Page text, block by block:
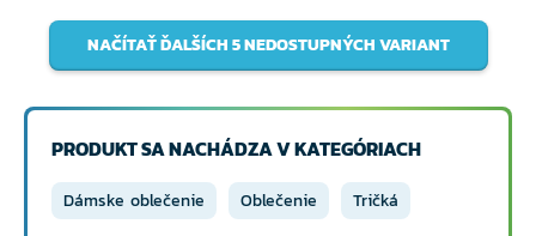
NAČÍTAŤ ĎALŠÍCH 5 NEDOSTUPNÝCH VARIANT
PRODUKT SA NACHÁDZA V KATEGÓRIACH
Dámske oblečenie Oblečenie Tričká